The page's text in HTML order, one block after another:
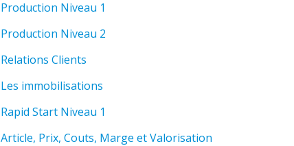
Production Niveau 1
Production Niveau 2
Relations Clients
Les immobilisations
Rapid Start Niveau 1
Article, Prix, Couts, Marge et Valorisation